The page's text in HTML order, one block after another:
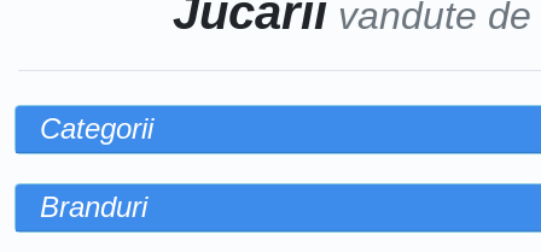
Jucariivandute de
Categorii
Branduri